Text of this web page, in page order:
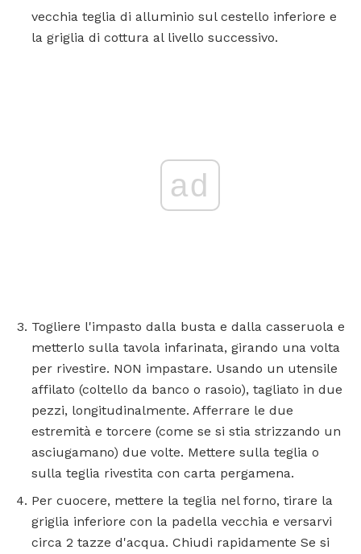
vecchia teglia di alluminio sul cestello inferiore e
la griglia di cottura al livello successivo.
ad
Togliere l'impasto dalla busta e dalla casseruola e
metterlo sulla tavola infarinata, girando una volta
per rivestire. NON impastare. Usando un utensile
affilato (coltello da banco o rasoio), tagliato in due
pezzi, longitudinalmente. Afferrare le due
estremità e torcere (come se si stia strizzando un
asciugamano) due volte. Mettere sulla teglia o
sulla teglia rivestita con carta pergamena.
Per cuocere, mettere la teglia nel forno, tirare la
griglia inferiore con la padella vecchia e versarvi
circa 2 tazze d'acqua. Chiudi rapidamente Se si